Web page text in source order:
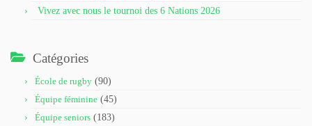
Vivez avec nous le tournoi des 6 Nations 2026
Catégories
École de rugby (90)
Équipe féminine (45)
Équipe seniors (183)